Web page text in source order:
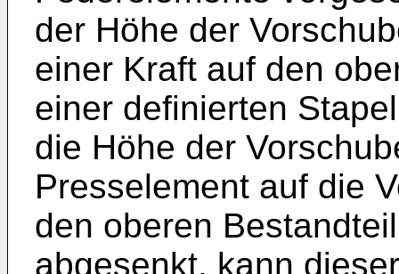
der Höhe der
einer Kraft auf den
einer definierten
die Höhe der
Presselement auf die
den oberen
abgesenkt, kann